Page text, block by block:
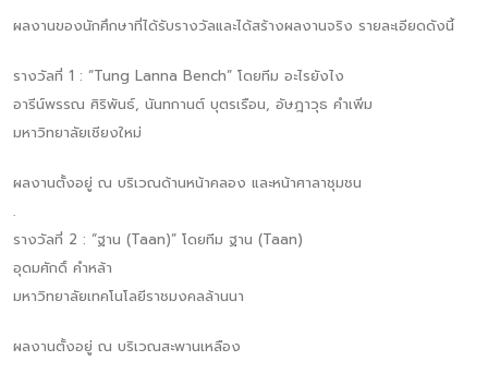
ผลงานของนักศึกษาที่ได้รับรางวัลและได้สร้างผลงานจริง รายละเอียดดังนี้
รางวัลที่ 1 : “Tung Lanna Bench” โดยทีม อะไรยังไง
อารีน์พรรณ ศิริพันธ์, นันทกานต์ บุตรเรือน, อัษฎาวุธ คำเพิ่ม
มหาวิทยาลัยเชียงใหม่
ผลงานตั้งอยู่ ณ บริเวณด้านหน้าคลอง และหน้าศาลาชุมชน
.
รางวัลที่ 2 : “ฐาน (Taan)” โดยทีม ฐาน (Taan)
อุดมศักดิ์ คำหล้า
มหาวิทยาลัยเทคโนโลยีราชมงคลล้านนา
ผลงานตั้งอยู่ ณ บริเวณสะพานเหลือง